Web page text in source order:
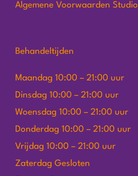
Algemene Voorwaarden Studio
Behandeltijden
Maandag 10:00 – 21:00 uur
Dinsdag 10:00 – 21:00 uur
Woensdag 10:00 – 21:00 uur
Donderdag 10:00 – 21:00 uur
Vrijdag 10:00 – 21:00 uur
Zaterdag Gesloten